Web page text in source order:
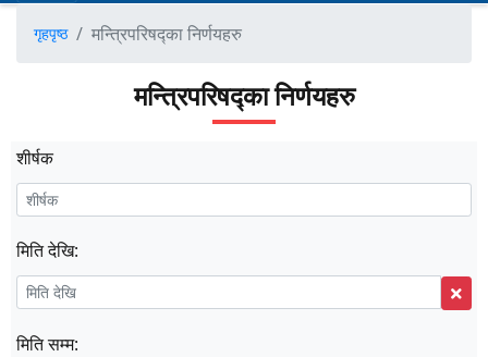
गृहपृष्ठ मन्त्रिपरिषद्का निर्णयहरु
मन्त्रिपरिषद्का निर्णयहरु
शीर्षक
मिति देखि:
मिति सम्म: